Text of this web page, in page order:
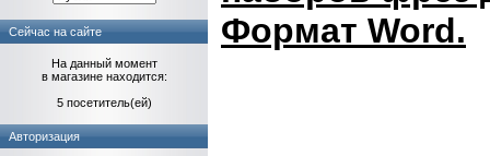
Сейчас на сайте
На данный момент
в магазине находится:
5 посетитель(ей)
Авторизация
Формат Word.